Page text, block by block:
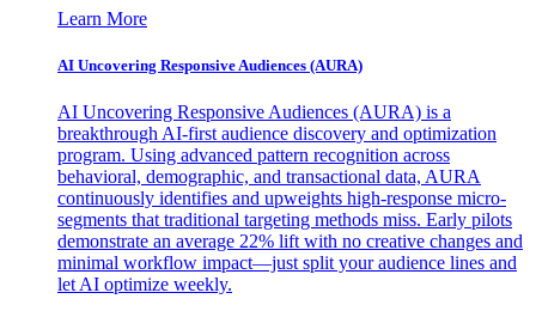
Learn More
AI Uncovering Responsive Audiences (AURA)
AI Uncovering Responsive Audiences (AURA) is a
breakthrough AI-first audience discovery and optimization
program. Using advanced pattern recognition across
behavioral, demographic, and transactional data, AURA
continuously identifies and upweights high-response micro-
segments that traditional targeting methods miss. Early pilots
demonstrate an average 22% lift with no creative changes and
minimal workflow impact—just split your audience lines and
let AI optimize weekly.